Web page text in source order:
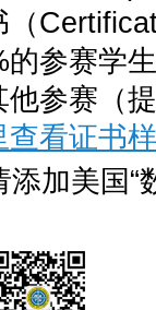
（
的参赛学
他参赛（
查看证书
添加美国“